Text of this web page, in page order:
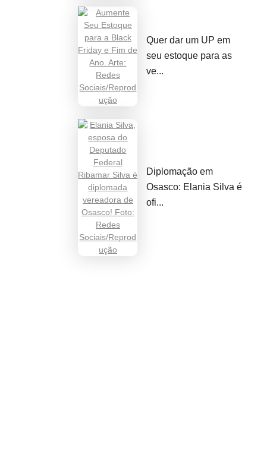
Quer dar um UP em
seu estoque para as
ve...
Diplomação em
Osasco: Elania Silva é
ofi...